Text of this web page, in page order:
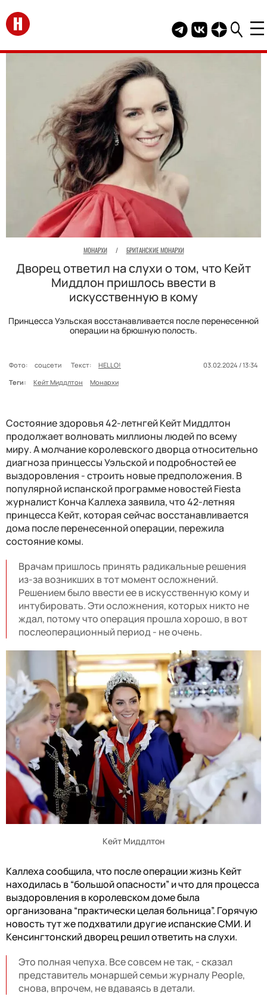
Перейти на главную
Telegram канал
Группа HELLO
Канал
МОНАРХИ / БРИТАНСКИЕ МОНАРХИ
Дворец ответил на слухи о том, что Кейт
Миддлон пришлось ввести в
искусственную в кому
Принцесса Уэльская восстанавливается после перенесенной
операции на брюшную полость.
Фото: соцсети Текст: HELLO!
03.02.2024 / 13:34
Теги:
Кейт Миддлтон Монархи
Состояние здоровья 42-летнгей Кейт Миддлтон
продолжает волновать миллионы людей по всему
миру. А молчание королевского дворца относительно
диагноза принцессы Уэльской и подробностей ее
выздоровления - строить новые предположения. В
популярной ​​испанской программе новостей Fiesta
журналист Конча Каллеха заявила, что 42-летняя
принцесса Кейт, которая сейчас восстанавливается
дома после перенесенной операции, пережила
состояние комы.
Врачам пришлось принять радикальные решения
из-за возникших в тот момент осложнений.
Решением было ввести ее в искусственную кому и
интубировать. Эти осложнения, которых никто не
ждал, потому что операция прошла хорошо, в вот
послеоперационный период - не очень.
Кейт Миддлтон
Каллеха сообщила, что после операции жизнь Кейт
находилась в “большой опасности” и что для процесса
выздоровления в королевском доме была
организована “практически целая больница”. Горячую
новость тут же подхватили другие испанские СМИ. И
Кенсингтонский дворец решил ответить на слухи.
Это полная чепуха. Все совсем не так, - сказал
представитель монаршей семьи журналу People,
снова, впрочем, не вдаваясь в детали.